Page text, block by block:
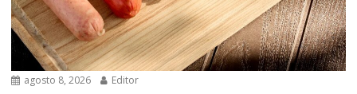
agosto 8, 2026 Editor